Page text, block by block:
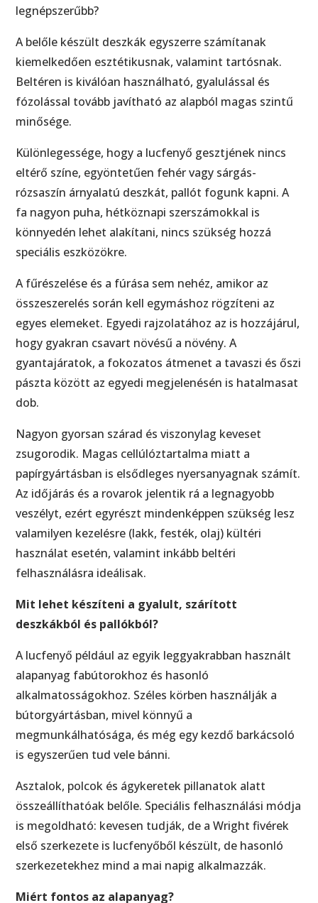
legnépszerűbb?
A belőle készült deszkák egyszerre számítanak
kiemelkedően esztétikusnak, valamint tartósnak.
Beltéren is kiválóan használható, gyalulással és
fózolással tovább javítható az alapból magas szintű
minősége.
Különlegessége, hogy a lucfenyő gesztjének nincs
eltérő színe, egyöntetűen fehér vagy sárgás-
rózsaszín árnyalatú deszkát, pallót fogunk kapni. A
fa nagyon puha, hétköznapi szerszámokkal is
könnyedén lehet alakítani, nincs szükség hozzá
speciális eszközökre.
A fűrészelése és a fúrása sem nehéz, amikor az
összeszerelés során kell egymáshoz rögzíteni az
egyes elemeket. Egyedi rajzolatához az is hozzájárul,
hogy gyakran csavart növésű a növény. A
gyantajáratok, a fokozatos átmenet a tavaszi és őszi
pászta között az egyedi megjelenésén is hatalmasat
dob.
Nagyon gyorsan szárad és viszonylag keveset
zsugorodik. Magas cellúlóztartalma miatt a
papírgyártásban is elsődleges nyersanyagnak számít.
Az időjárás és a rovarok jelentik rá a legnagyobb
veszélyt, ezért egyrészt mindenképpen szükség lesz
valamilyen kezelésre (lakk, festék, olaj) kültéri
használat esetén, valamint inkább beltéri
felhasználásra ideálisak.
Mit lehet készíteni a gyalult, szárított
deszkákból és pallókból?
A lucfenyő például az egyik leggyakrabban használt
alapanyag fabútorokhoz és hasonló
alkalmatosságokhoz. Széles körben használják a
bútorgyártásban, mivel könnyű a
megmunkálhatósága, és még egy kezdő barkácsoló
is egyszerűen tud vele bánni.
Asztalok, polcok és ágykeretek pillanatok alatt
összeállíthatóak belőle. Speciális felhasználási módja
is megoldható: kevesen tudják, de a Wright fivérek
első szerkezete is lucfenyőből készült, de hasonló
szerkezetekhez mind a mai napig alkalmazzák.
Miért fontos az alapanyag?